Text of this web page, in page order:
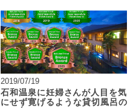
2019/07/19
石和温泉に妊婦さんが人目を気
にせず寛げるような貸切風呂の